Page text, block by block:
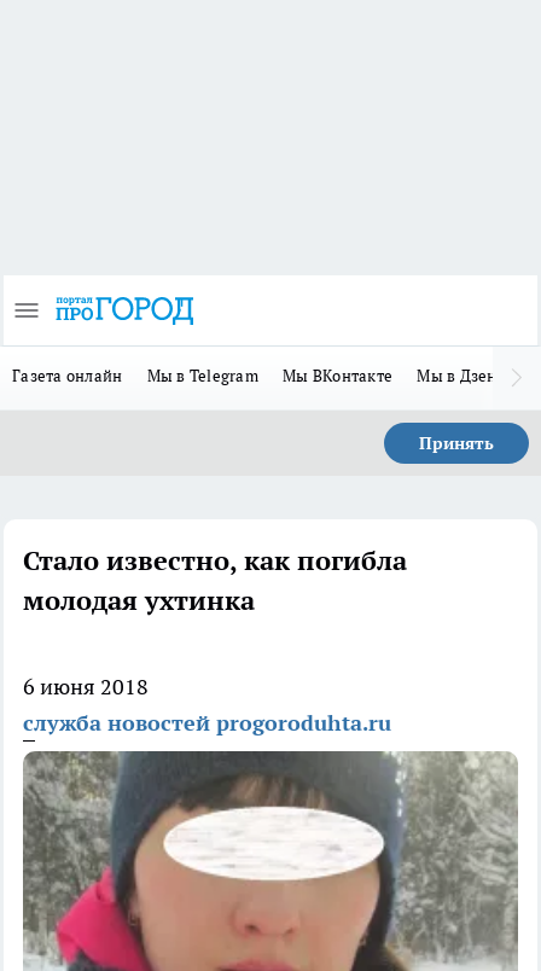
Газета онлайн Мы в Telegram Мы ВКонтакте Мы в Дзене
Принять
Стало известно, как погибла
молодая ухтинка
6 июня 2018
служба новостей progoroduhta.ru